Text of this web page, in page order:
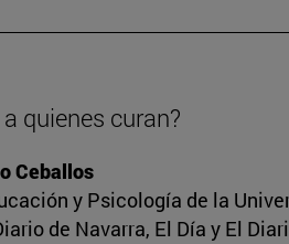
quienes curan?
Ceballos
y Psicología de la
de Navarra, El Día y El